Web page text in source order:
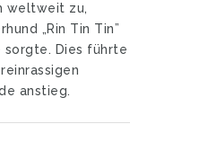
weltweit zu,
„Rin Tin Tin”
sorgte. Dies führte
anstieg.